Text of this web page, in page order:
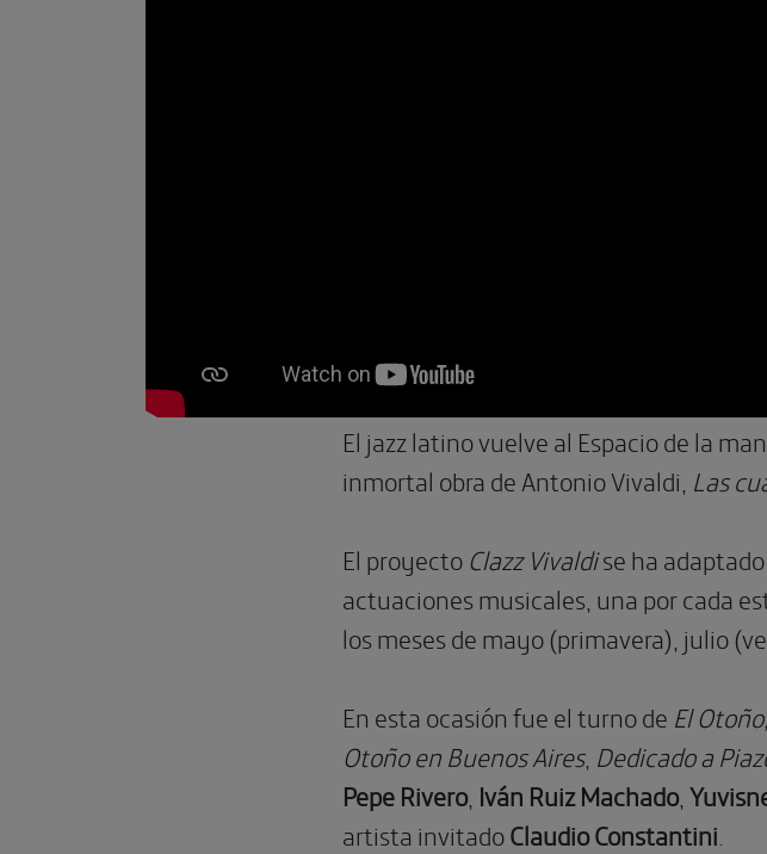
El jazz latino vuelve al Espacio de la
inmortal obra de Antonio Vivaldi, Las
El proyectoClazz Vivaldise ha
actuaciones musicales, una por cada
los meses de mayo (primavera), julio
En esta ocasión fue el turno de El Otoño,
Otoño en Buenos Aires, Dedicado a
Pepe Rivero, Iván Ruiz Machado,
artista invitadoClaudio Constantini